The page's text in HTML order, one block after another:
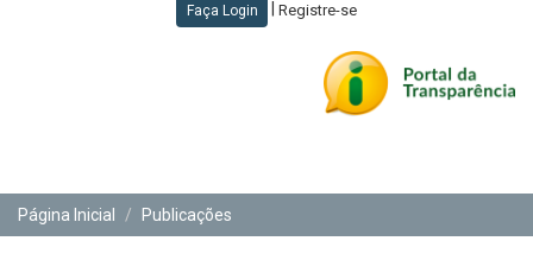
Faça Login Registre-se
Página Inicial
Publicações